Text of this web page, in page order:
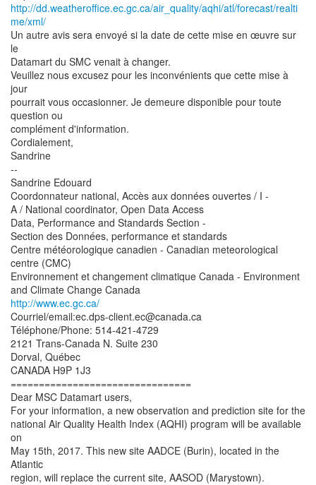
http://dd.weatheroffice.ec.gc.ca/air_quality/aqhi/atl/forecast/realti
me/xml/
Un autre avis sera envoyé si la date de cette mise en œuvre sur
le
Datamart du SMC venait à changer.
Veuillez nous excusez pour les inconvénients que cette mise à
jour
pourrait vous occasionner. Je demeure disponible pour toute
question ou
complément d'information.
Cordialement,
Sandrine
--
Sandrine Edouard
Coordonnateur national, Accès aux données ouvertes / I -
A / National coordinator, Open Data Access
Data, Performance and Standards Section -
Section des Données, performance et standards
Centre météorologique canadien - Canadian meteorological
centre (CMC)
Environnement et changement climatique Canada - Environment
http://www.ec.gc.ca/
Courriel/email:ec.dps-client.ec@canada.ca
Téléphone/Phone: 514-421-4729
2121 Trans-Canada N. Suite 230
Dorval, Québec
CANADA H9P 1J3
================================
Dear MSC Datamart users,
For your information, a new observation and prediction site for the
national Air Quality Health Index (AQHI) program will be available
on
May 15th, 2017. This new site AADCE (Burin), located in the
Atlantic
region, will replace the current site, AASOD (Marystown).